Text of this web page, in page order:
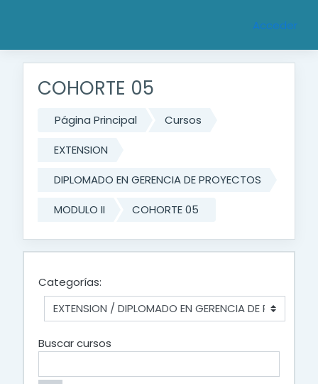
Acceder
COHORTE 05
Página Principal
Cursos
EXTENSION
DIPLOMADO EN GERENCIA DE PROYECTOS
MODULO II
COHORTE 05
Categorías:
Buscar cursos